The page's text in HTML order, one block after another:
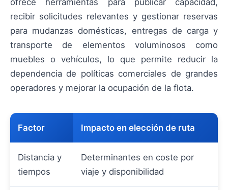
recibir solicitudes relevantes y gestionar reservas
para mudanzas domésticas, entregas de carga y
transporte de elementos voluminosos como
muebles o vehículos, lo que permite reducir la
dependencia de políticas comerciales de grandes
operadores y mejorar la ocupación de la flota.
Factor Impacto en elección de ruta
Distancia y
tiempos
Determinantes en coste por
viaje y disponibilidad